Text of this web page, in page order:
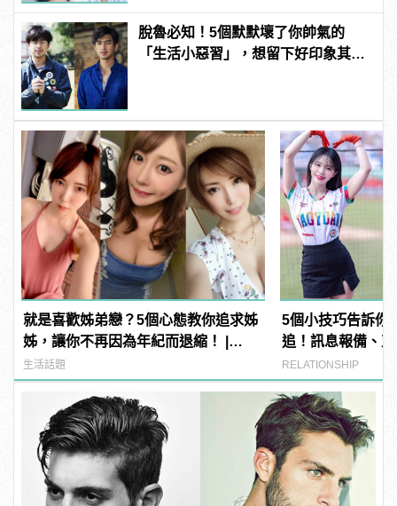
脫魯必知！5個默默壞了你帥氣的
「生活小惡習」，想留下好印象其實
就是喜歡姊弟戀？5個心態教你追求姊
姊，讓你不再因為年紀而退縮！ |
manfashion這樣變型男
生活話題
5個小技巧告訴你
追！訊息報備、
RELATIONSHIP